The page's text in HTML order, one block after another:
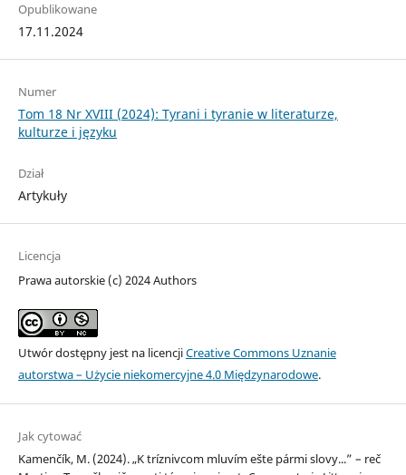
Opublikowane
17.11.2024
Numer
Tom 18 Nr XVIII (2024): Tyrani i tyranie w literaturze,
kulturze i języku
Dział
Artykuły
Licencja
Prawa autorskie (c) 2024 Authors
Utwór dostępny jest na licencjiCreative Commons Uznanie
autorstwa – Użycie niekomercyjne 4.0 Międzynarodowe.
Jak cytować
Kamenčík, M. (2024). „K tríznivcom mluvím ešte pármi slovy...” – reč